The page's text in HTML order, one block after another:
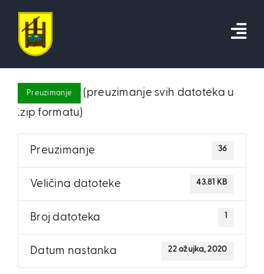
content
Preuzimanje
(preuzimanje svih datoteka u
.zip formatu)
Preuzimanje 36
Veličina datoteke 43.81 KB
Broj datoteka 1
Datum nastanka 22 ožujka, 2020